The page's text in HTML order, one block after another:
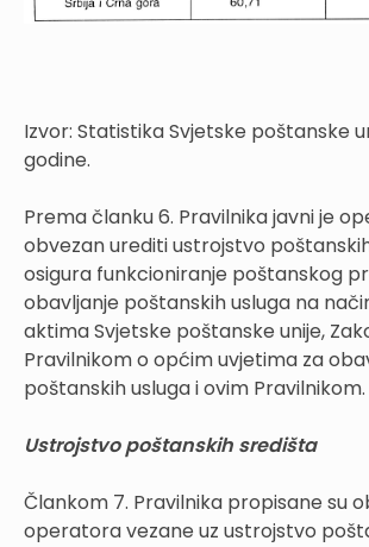
Izvor: Statistika Svjetske poštanske
godine.
Prema članku 6. Pravilnika javni je
obvezan urediti ustrojstvo
osigura funkcioniranje poštanskog
obavljanje poštanskih usluga na
aktima Svjetske poštanske unije,
Pravilnikom o općim uvjetima za
poštanskih usluga i ovim Pravilnikom.
Ustrojstvo poštanskih središta
Člankom 7. Pravilnika propisane su
operatora vezane uz ustrojstvo